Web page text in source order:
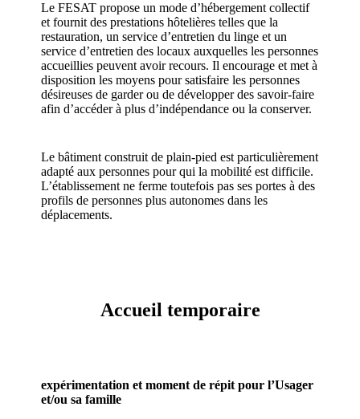
Le FESAT propose un mode d’hébergement collectif
et fournit des prestations hôtelières telles que la
restauration, un service d’entretien du linge et un
service d’entretien des locaux auxquelles les personnes
accueillies peuvent avoir recours. Il encourage et met à
disposition les moyens pour satisfaire les personnes
désireuses de garder ou de développer des savoir-faire
afin d’accéder à plus d’indépendance ou la conserver.
Le bâtiment construit de plain-pied est particulièrement
adapté aux personnes pour qui la mobilité est difficile.
L’établissement ne ferme toutefois pas ses portes à des
profils de personnes plus autonomes dans les
déplacements.
Accueil temporaire
expérimentation et moment de répit pour l’Usager
et/ou sa famille